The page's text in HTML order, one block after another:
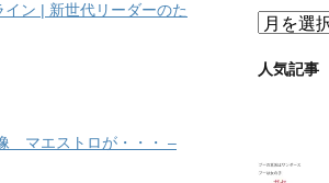
ン | 新世代リーダーのた
マエストロが・・・ –
ア
カ
人気記事